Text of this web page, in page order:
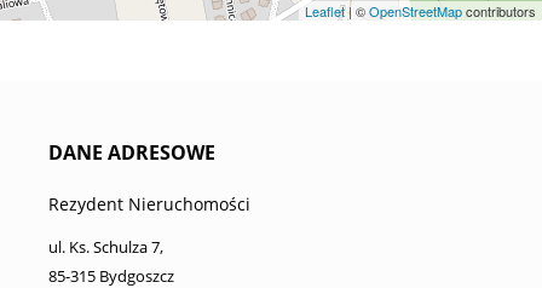
Leaflet| ©OpenStreetMapcontributors
DANE ADRESOWE
Rezydent Nieruchomości
ul. Ks. Schulza 7,
85-315 Bydgoszcz